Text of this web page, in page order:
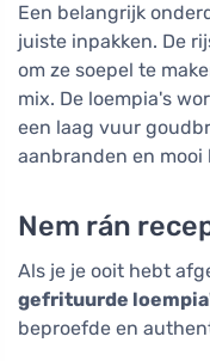
Een belangrijk
juiste inpakken. De
om ze soepel te
mix. De loempia's
een laag vuur
aanbranden en mooi
Nem rán
Als je je ooit hebt
gefrituurde
beproefde en